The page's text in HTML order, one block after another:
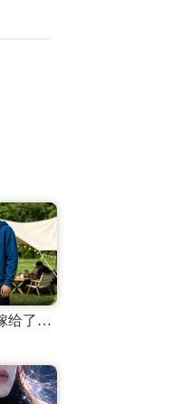
第一串烤肉后，我嫁给了顶流